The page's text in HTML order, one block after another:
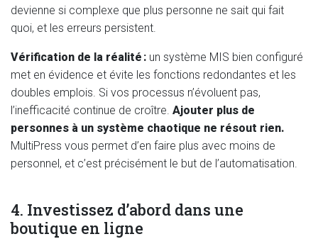
devienne si complexe que plus personne ne sait qui fait
quoi, et les erreurs persistent.
Vérification de la réalité : un système MIS bien configuré
met en évidence et évite les fonctions redondantes et les
doubles emplois. Si vos processus n’évoluent pas,
l’inefficacité continue de croître. Ajouter plus de
personnes à un système chaotique ne résout rien.
MultiPress vous permet d’en faire plus avec moins de
personnel, et c’est précisément le but de l’automatisation.
4. Investissez d’abord dans une
boutique en ligne